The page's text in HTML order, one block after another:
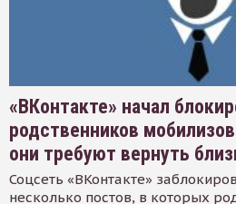
«ВКонтакте» начал
родственников
они требуют вернуть
Соцсеть «ВКонтакте»
несколько постов, в которых